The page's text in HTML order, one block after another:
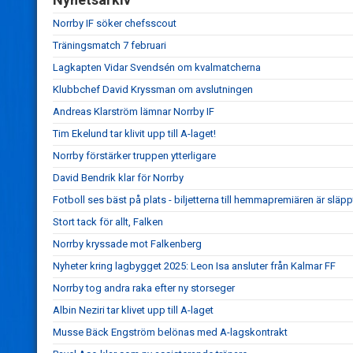
Norrby IF söker chefsscout
Träningsmatch 7 februari
Lagkapten Vidar Svendsén om kvalmatcherna
Klubbchef David Kryssman om avslutningen
Andreas Klarström lämnar Norrby IF
Tim Ekelund tar klivit upp till A-laget!
Norrby förstärker truppen ytterligare
David Bendrik klar för Norrby
Fotboll ses bäst på plats - biljetterna till hemmapremiären är
Stort tack för allt, Falken
Norrby kryssade mot Falkenberg
Nyheter kring lagbygget 2025: Leon Isa ansluter från Kalmar FF
Norrby tog andra raka efter ny storseger
Albin Neziri tar klivet upp till A-laget
Musse Bäck Engström belönas med A-lagskontrakt